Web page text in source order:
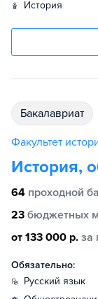
история
бакалавриат
Факультет
История,
64 проходной
23 бюджетных
от 133 000 р. за
Обязательно:
русский язык